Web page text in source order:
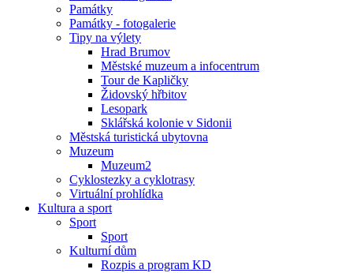
Památky
Památky - fotogalerie
Tipy na výlety
Hrad Brumov
Městské muzeum a infocentrum
Tour de Kapličky
Židovský hřbitov
Lesopark
Sklářská kolonie v Sidonii
Městská turistická ubytovna
Muzeum
Muzeum2
Cyklostezky a cyklotrasy
Virtuální prohlídka
Kultura a sport
Sport
Sport
Kulturní dům
Rozpis a program KD